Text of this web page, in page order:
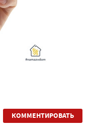
КОММЕНТИРОВАТЬ